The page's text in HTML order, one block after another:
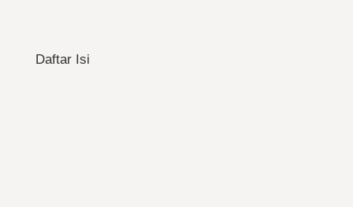
Daftar Isi